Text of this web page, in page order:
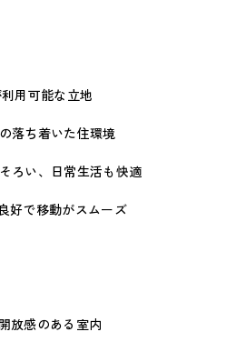
用可能な立地
落ち着いた住環境
ろい、日常生活も快適
好で移動がスムーズ
放感のある室内